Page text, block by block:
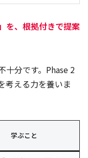
を、根拠付きで提案
十分です。Phase 2
考える力を養いま
学ぶこと